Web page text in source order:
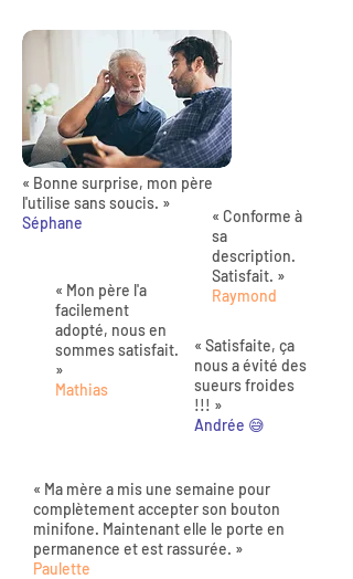
« Bonne surprise, mon père
l'utilise sans soucis. »
Séphane
« Mon père l'a
facilement
adopté, nous en
sommes satisfait.
»
Mathias
« Conforme à
sa
description.
Satisfait. »
Raymond
« Satisfaite, ça
nous a évité des
sueurs froides
!!! »
Andrée 😅
« Ma mère a mis une semaine pour
complètement accepter son bouton
minifone. Maintenant elle le porte en
permanence et est rassurée. »
Paulette